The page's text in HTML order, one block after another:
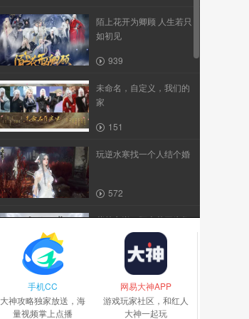
陌上花开为卿顾 人生若只
如初见
939
未命名，自定义，我们的
家
151
玩逆水寒找一个人结个婚
572
紫禁之巅vs陌上花开为卿
逆水寒第四届诸神之战天
下第一帮决赛...
手机CC
大神攻略独家放送，海
量视频掌上点播
网易大神APP
游戏玩家社区，和红人
大神一起玩